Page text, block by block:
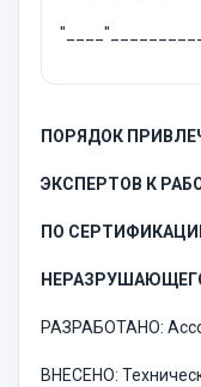
ПОРЯДОК
ЭКСПЕРТОВ К
ПО
РАЗРАБОТАНО:
ВНЕСЕНО: